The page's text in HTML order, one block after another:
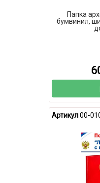
Папка
бумвинил,
Артикул00-